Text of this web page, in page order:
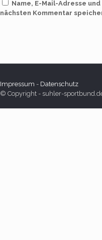
Name, E-Mail-Adresse
nächsten Kommentar
Impressum - Datenschutz
© Copyright - suhler-